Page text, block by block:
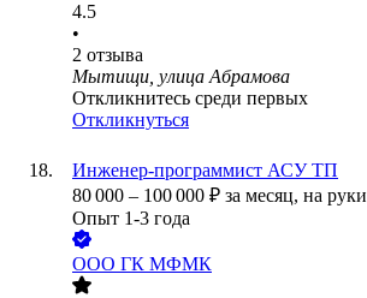
4.5
•
2 отзыва
Мытищи, улица Абрамова
Откликнитесь среди первых
Откликнуться
Инженер-программист АСУ ТП
80 000 – 100 000 ₽ за месяц, на руки
Опыт 1-3 года
ООО ГК МФМК